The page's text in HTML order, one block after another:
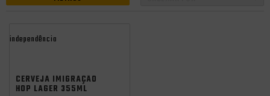
independência
CERVEJA IMIGRAÇÃO
HOP LAGER 355ML